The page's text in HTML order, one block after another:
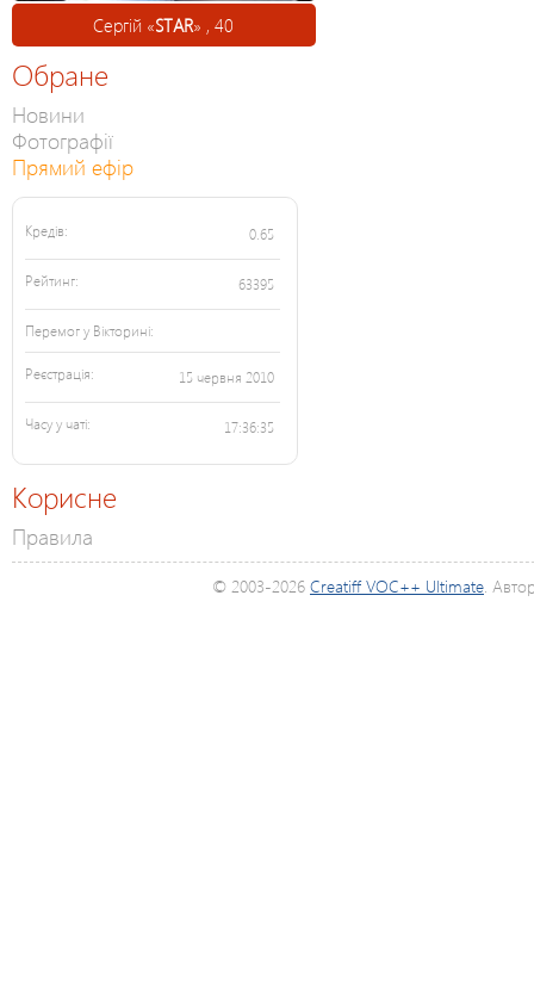
Сергій «STAR» , 40
Обране
Новини
Фотографії
Прямий ефір
Кредів: 0.65
Рейтинг: 63395
Перемог у Вікторині:
Реєстрація: 15 червня 2010
Часу у чаті: 17:36:35
Корисне
Правила
© 2003-2026 Creatiff VOC++ Ultimate.